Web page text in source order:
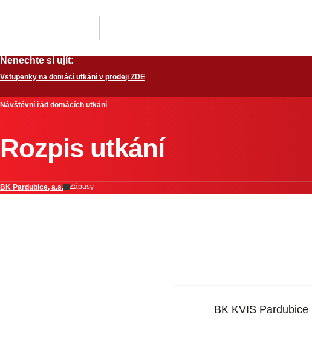
Nenechte si ujít:
Vstupenky na domácí utkání v prodeji ZDE
Návštěvní řád domácích utkání
Rozpis utkání
BK Pardubice, a.s. Zápasy
BK KVIS Pardubice